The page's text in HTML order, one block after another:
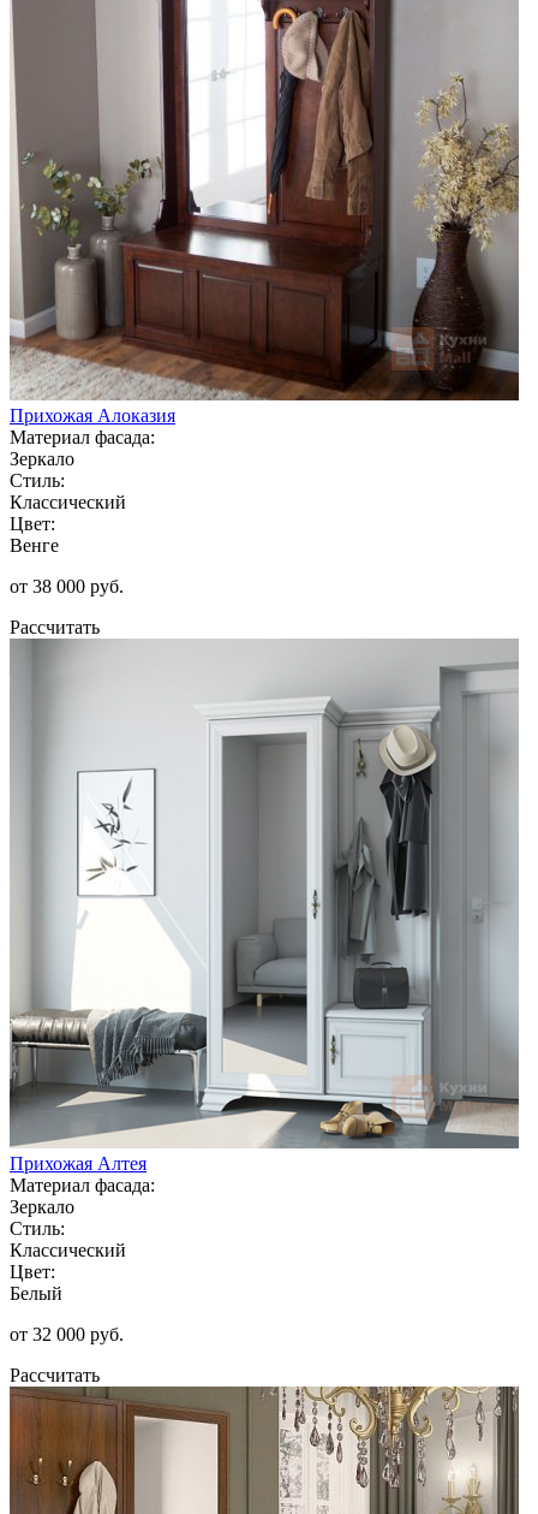
Прихожая Алоказия
Материал фасада:
Зеркало
Стиль:
Классический
Цвет:
Венге
от 38 000 руб.
Рассчитать
Прихожая Алтея
Материал фасада:
Зеркало
Стиль:
Классический
Цвет:
Белый
от 32 000 руб.
Рассчитать